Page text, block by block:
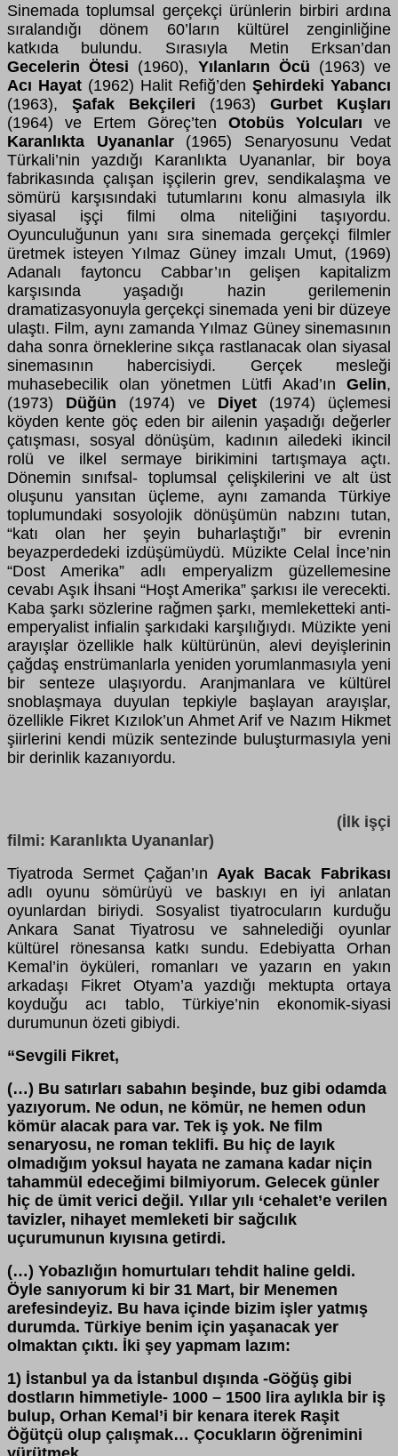
Sinemada toplumsal gerçekçi ürünlerin birbiri ardına
sıralandığı dönem 60’ların kültürel zenginliğine
katkıda bulundu. Sırasıyla Metin Erksan’dan
Gecelerin Ötesi (1960), Yılanların Öcü (1963) ve
Acı Hayat (1962) Halit Refiğ’den Şehirdeki Yabancı
(1963), Şafak Bekçileri (1963) Gurbet Kuşları
(1964) ve Ertem Göreç’ten Otobüs Yolcuları ve
Karanlıkta Uyananlar(1965) Senaryosunu Vedat
Türkali’nin yazdığı Karanlıkta Uyananlar, bir boya
fabrikasında çalışan işçilerin grev, sendikalaşma ve
sömürü karşısındaki tutumlarını konu almasıyla ilk
siyasal işçi filmi olma niteliğini taşıyordu.
Oyunculuğunun yanı sıra sinemada gerçekçi filmler
üretmek isteyen Yılmaz Güney imzalı Umut, (1969)
Adanalı faytoncu Cabbar’ın gelişen kapitalizm
karşısında yaşadığı hazin gerilemenin
dramatizasyonuyla gerçekçi sinemada yeni bir düzeye
ulaştı. Film, aynı zamanda Yılmaz Güney sinemasının
daha sonra örneklerine sıkça rastlanacak olan siyasal
sinemasının habercisiydi. Gerçek mesleği
muhasebecilik olan yönetmen Lütfi Akad’ın Gelin,
(1973) Düğün (1974) ve Diyet(1974) üçlemesi
köyden kente göç eden bir ailenin yaşadığı değerler
çatışması, sosyal dönüşüm, kadının ailedeki ikincil
rolü ve ilkel sermaye birikimini tartışmaya açtı.
Dönemin sınıfsal- toplumsal çelişkilerini ve alt üst
oluşunu yansıtan üçleme, aynı zamanda Türkiye
toplumundaki sosyolojik dönüşümün nabzını tutan,
“katı olan her şeyin buharlaştığı” bir evrenin
beyazperdedeki izdüşümüydü. Müzikte Celal İnce’nin
“Dost Amerika” adlı emperyalizm güzellemesine
cevabı Aşık İhsani “Hoşt Amerika” şarkısı ile verecekti.
Kaba şarkı sözlerine rağmen şarkı, memleketteki anti-
emperyalist infialin şarkıdaki karşılığıydı. Müzikte yeni
arayışlar özellikle halk kültürünün, alevi deyişlerinin
çağdaş enstrümanlarla yeniden yorumlanmasıyla yeni
bir senteze ulaşıyordu. Aranjmanlara ve kültürel
snoblaşmaya duyulan tepkiyle başlayan arayışlar,
özellikle Fikret Kızılok’un Ahmet Arif ve Nazım Hikmet
şiirlerini kendi müzik sentezinde buluşturmasıyla yeni
bir derinlik kazanıyordu.
(İlk işçi
filmi: Karanlıkta Uyananlar)
Tiyatroda Sermet Çağan’ın Ayak Bacak Fabrikası
adlı oyunu sömürüyü ve baskıyı en iyi anlatan
oyunlardan biriydi. Sosyalist tiyatrocuların kurduğu
Ankara Sanat Tiyatrosu ve sahnelediği oyunlar
kültürel rönesansa katkı sundu. Edebiyatta Orhan
Kemal’in öyküleri, romanları ve yazarın en yakın
arkadaşı Fikret Otyam’a yazdığı mektupta ortaya
koyduğu acı tablo, Türkiye’nin ekonomik-siyasi
durumunun özeti gibiydi.
“Sevgili Fikret,
(…) Bu satırları sabahın beşinde, buz gibi odamda
yazıyorum. Ne odun, ne kömür, ne hemen odun
kömür alacak para var. Tek iş yok. Ne film
senaryosu, ne roman teklifi. Bu hiç de layık
olmadığım yoksul hayata ne zamana kadar niçin
tahammül edeceğimi bilmiyorum. Gelecek günler
hiç de ümit verici değil. Yıllar yılı ‘cehalet’e verilen
tavizler, nihayet memleketi bir sağcılık
uçurumunun kıyısına getirdi.
(…) Yobazlığın homurtuları tehdit haline geldi.
Öyle sanıyorum ki bir 31 Mart, bir Menemen
arefesindeyiz. Bu hava içinde bizim işler yatmış
durumda. Türkiye benim için yaşanacak yer
olmaktan çıktı. İki şey yapmam lazım:
1) İstanbul ya da İstanbul dışında -Göğüş gibi
dostların himmetiyle- 1000 – 1500 lira aylıkla bir iş
bulup, Orhan Kemal’i bir kenara iterek Raşit
Öğütçü olup çalışmak… Çocukların öğrenimini